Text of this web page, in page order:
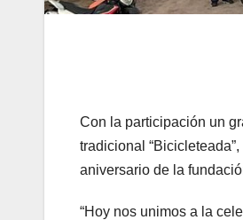
Con la participación un
tradicional
aniversario de la
“Hoy nos unimos a la